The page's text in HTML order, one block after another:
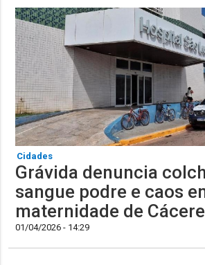
Cidades
Grávida denuncia
sangue podre e caos
maternidade de
01/04/2026 - 14:29